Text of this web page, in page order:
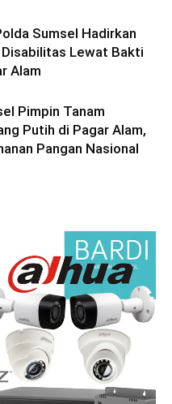
Sumsel Hadirkan
Disabilitas Lewat Bakti
Alam
Pimpin Tanam
Putih di Pagar Alam,
Pangan Nasional